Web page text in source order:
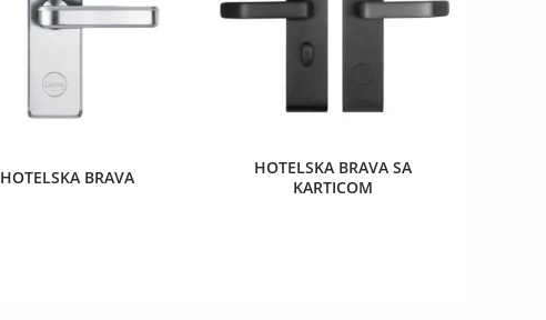
HOTELSKA BRAVA
HOTELSKA BRAVA SA
KARTICOM